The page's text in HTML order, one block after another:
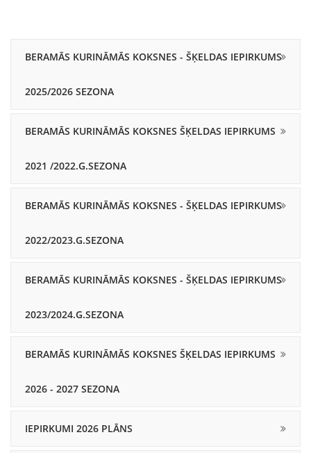
BERAMĀS KURINĀMĀS KOKSNES - ŠĶELDAS IEPIRKUMS
2025/2026 SEZONA
BERAMĀS KURINĀMĀS KOKSNES ŠĶELDAS IEPIRKUMS
2021 /2022.G.SEZONA
BERAMĀS KURINĀMĀS KOKSNES - ŠĶELDAS IEPIRKUMS
2022/2023.G.SEZONA
BERAMĀS KURINĀMĀS KOKSNES - ŠĶELDAS IEPIRKUMS
2023/2024.G.SEZONA
BERAMĀS KURINĀMĀS KOKSNES ŠĶELDAS IEPIRKUMS
2026 - 2027 SEZONA
IEPIRKUMI 2026 PLĀNS